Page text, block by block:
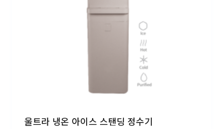
울트라 냉온 아이스 스탠딩 정수기